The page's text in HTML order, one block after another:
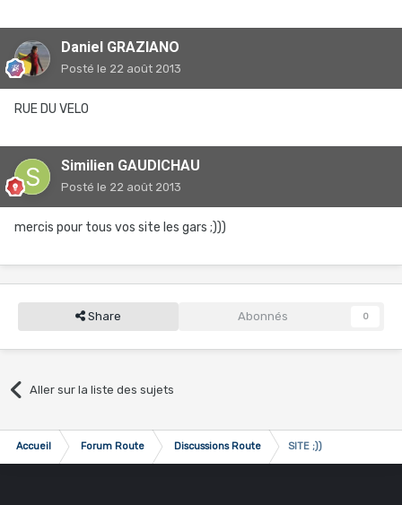
Daniel GRAZIANO
Posté le 22 août 2013
RUE DU VELO
Similien GAUDICHAU
Posté le 22 août 2013
mercis pour tous vos site les gars ;)))
Share Abonnés 0
Aller sur la liste des sujets
Accueil Forum Route Discussions Route SITE ;))